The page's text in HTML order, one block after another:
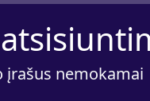
įrašus nemokamai